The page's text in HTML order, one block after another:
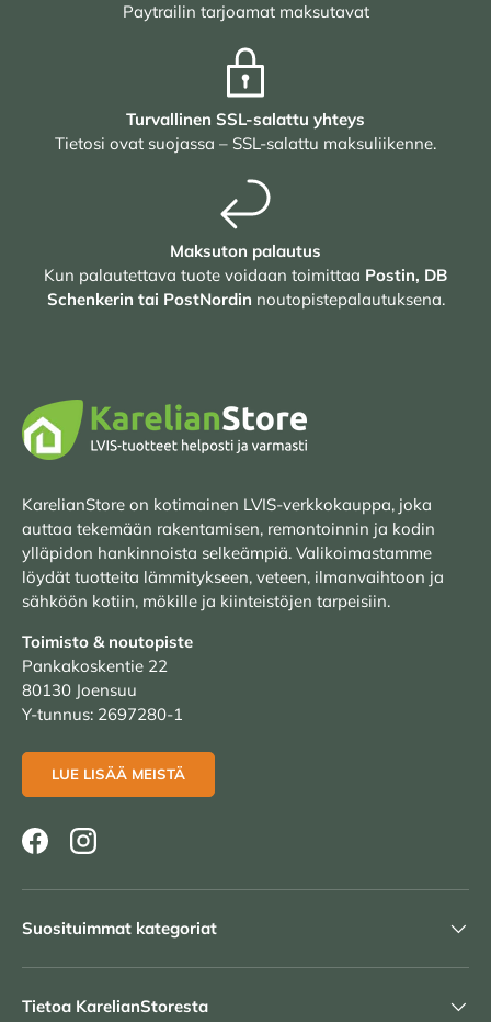
Paytrailin tarjoamat maksutavat
Turvallinen SSL-salattu yhteys
Tietosi ovat suojassa – SSL-salattu maksuliikenne.
Maksuton palautus
Kun palautettava tuote voidaan toimittaa Postin, DB
Schenkerin tai PostNordin noutopistepalautuksena.
KarelianStore on kotimainen LVIS-verkkokauppa, joka
auttaa tekemään rakentamisen, remontoinnin ja kodin
ylläpidon hankinnoista selkeämpiä. Valikoimastamme
löydät tuotteita lämmitykseen, veteen, ilmanvaihtoon ja
sähköön kotiin, mökille ja kiinteistöjen tarpeisiin.
Toimisto & noutopiste
Pankakoskentie 22
80130 Joensuu
Y-tunnus: 2697280-1
LUE LISÄÄ MEISTÄ
FacebookInstagram
Suosituimmat kategoriat
Tietoa KarelianStoresta